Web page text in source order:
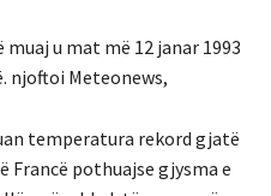
u mat më 12 janar 1993
njoftoi Meteonews,
temperatura rekord gjatë
Francë pothuajse gjysma e